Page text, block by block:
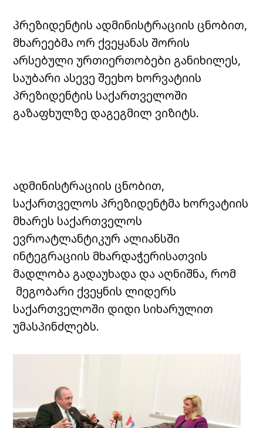
პრეზიდენტის ადმინისტრაციის ცნობით,
მხარეებმა ორ ქვეყანას შორის
არსებული ურთიერთობები განიხილეს,
საუბარი ასევე შეეხო ხორვატიის
პრეზიდენტის საქართველოში
გაზაფხულზე დაგეგმილ ვიზიტს.
ადმინისტრაციის ცნობით,
საქართველოს პრეზიდენტმა ხორვატიის
მხარეს საქართველოს
ევროატლანტიკურ ალიანსში
ინტეგრაციის მხარდაჭერისათვის
მადლობა გადაუხადა და აღნიშნა, რომ
მეგობარი ქვეყნის ლიდერს
საქართველოში დიდი სიხარულით
უმასპინძლებს.